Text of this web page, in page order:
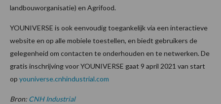
landbouworganisatie) en Agrifood.
YOUNIVERSE is ook eenvoudig toegankelijk via een interactieve
website en op alle mobiele toestellen, en biedt gebruikers de
gelegenheid om contacten te onderhouden en te netwerken. De
gratis inschrijving voor YOUNIVERSE gaat 9 april 2021 van start
op youniverse.cnhindustrial.com
Bron: CNH Industrial